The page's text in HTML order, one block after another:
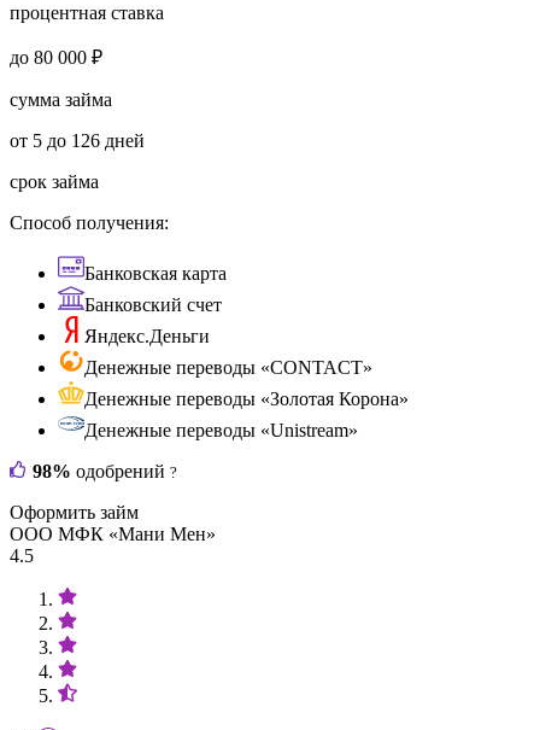
процентная ставка
до 80 000 ₽
сумма займа
от 5 до 126 дней
срок займа
Способ получения:
Банковская карта
Банковский счет
Яндекс.Деньги
Денежные переводы «CONTACT»
Денежные переводы «Золотая Корона»
Денежные переводы «Unistream»
98% одобрений ?
Оформить займ
ООО МФК «Мани Мен»
4.5